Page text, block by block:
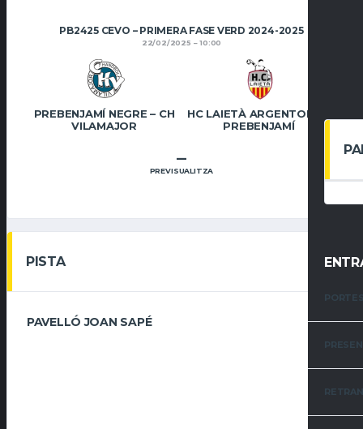
PB2425 CEVO – PRIMERA FASE VERD 2024-2025
22/02/2025 10:00
PREBENJAMÍ NEGRE – CH
VILAMAJOR
HC LAIETÀ ARGENTONA –
PREBENJAMÍ
–
PREVISUALITZA
PISTA
PAVELLÓ JOAN SAPÉ